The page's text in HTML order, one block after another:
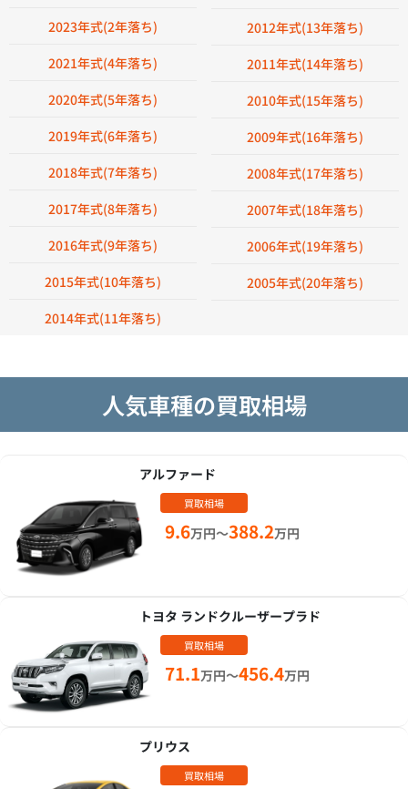
2023年式(2年落ち)
2021年式(4年落ち)
2020年式(5年落ち)
2019年式(6年落ち)
2018年式(7年落ち)
2017年式(8年落ち)
2016年式(9年落ち)
2015年式(10年落ち)
2014年式(11年落ち)
2012年式(13年落ち)
2011年式(14年落ち)
2010年式(15年落ち)
2009年式(16年落ち)
2008年式(17年落ち)
2007年式(18年落ち)
2006年式(19年落ち)
2005年式(20年落ち)
人気車種の買取相場
アルファード
買取相場
9.6万円～388.2万円
トヨタ ランドクルーザープラド
買取相場
71.1万円～456.4万円
プリウス
買取相場